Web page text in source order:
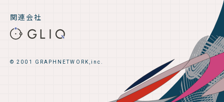
関連会社
© 2001 GRAPHNETWORK,inc.